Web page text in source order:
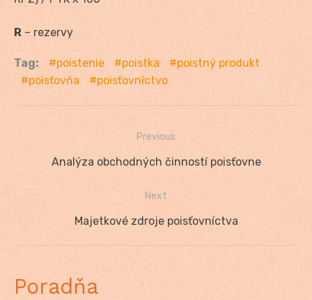
R – rezervy
Tag: poistenie poistka
poistný produkt
poisťovňa
poisťovníctvo
Navigácia
Previous
Previous
Analýza obchodných činností poisťovne
Next
Next
Majetkové zdroje poisťovníctva
Poradňa